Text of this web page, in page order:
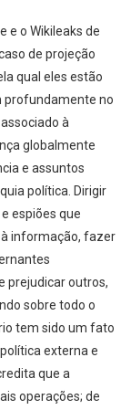
e o Wikileaks de
de projeção
qual eles estão
profundamente no
à
globalmente
e assuntos
política. Dirigir
espiões que
informação, fazer
prejudicar outros,
sobre todo o
tem sido um fato
externa e
que a
operações; de